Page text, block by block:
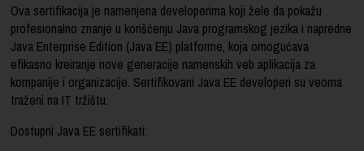
Ova sertifikacija je namenjena developerima koji žele da pokažu
profesionalno znanje u korišćenju Java programskog jezika i napredne
Java Enterprise Edition (Java EE) platforme, koja omogućava
efikasno kreiranje nove generacije namenskih veb aplikacija za
kompanije i organizacije. Sertifikovani Java EE developeri su veoma
traženi na IT tržištu.
Dostupni Java EE sertifikati: